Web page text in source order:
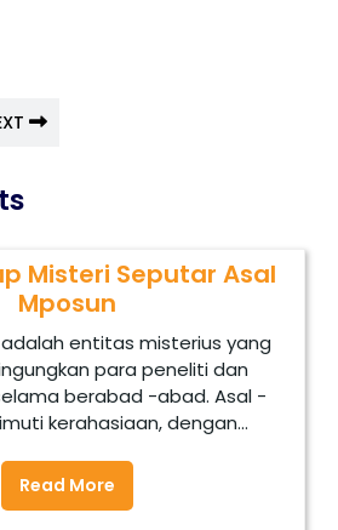
Misteri Seputar Asal
Mposun
entitas misterius yang
para peneliti dan
berabad -abad. Asal -
kerahasiaan, dengan...
Read More